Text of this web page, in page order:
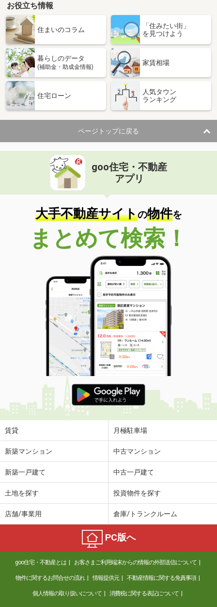
お役立ち情報
住まいのコラム
「住みたい街」
を見つけよう
暮らしのデータ
(補助金・助成金情報)
家賃相場
住宅ローン
人気タウン
ランキング
ページトップに戻る
goo住宅・不動産
アプリ
大手不動産サイトの物件を
まとめて検索！
賃貸 月極駐車場
新築マンション 中古マンション
新築一戸建て 中古一戸建て
土地を探す 投資物件を探す
店舗/事業用 倉庫/トランクルーム
PC版へ
goo住宅・不動産とは お客さまご利用端末からの情報の外部送信について
物件に関するお問合せの流れ 情報提供元 不動産情報に関する免責事項
個人情報の取り扱いについて 消費税に関する表記について